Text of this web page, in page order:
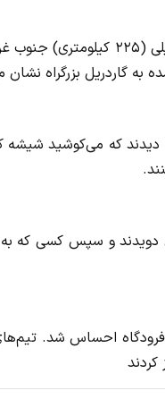
هنوز روشن نیست چه عاملی باعث سقوط آن
به گاردریل بزرگراه
که می‌کوشید شیشه
دویدند و سپس کسی که
احساس شد.